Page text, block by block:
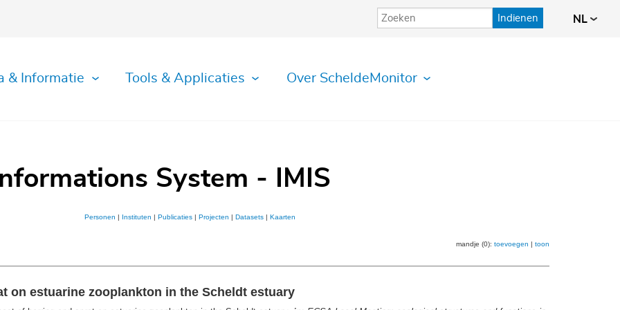
Indienen NL
& Informatie Tools & Applicaties Over ScheldeMonitor
System - IMIS
Personen Instituten Publicaties| Projecten Datasets| Kaarten
mandje (0): toevoegen | toon
on estuarine zooplankton in the Scheldt estuary